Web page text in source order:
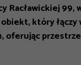
Racławickiej
który
oferując